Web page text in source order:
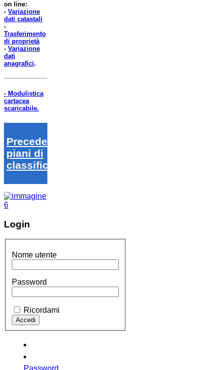
on line:
- Variazione
dati catastali
-
Trasferimento
di proprietà
- Variazione
dati
anagrafici.
- Modulistica
cartacea
scaricabile.
Precedenti
piani di
classifica
Login
Nome utente
Password
Ricordami
Password